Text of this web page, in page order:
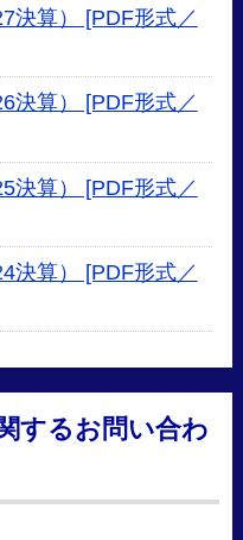
決算） [PDF形式／
決算） [PDF形式／
決算） [PDF形式／
決算） [PDF形式／
するお問い合わ